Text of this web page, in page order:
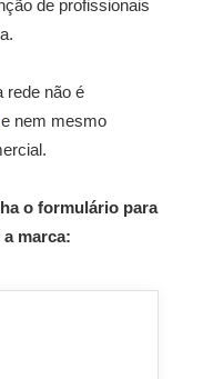
de profissionais
rede não é
nem mesmo
o formulário para
marca: